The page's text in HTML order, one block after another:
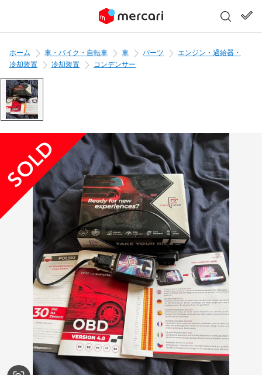
ホーム 車・バイク・自転車 車 パーツ
エンジン・過給器・
冷却装置
冷却装置 コンデンサー